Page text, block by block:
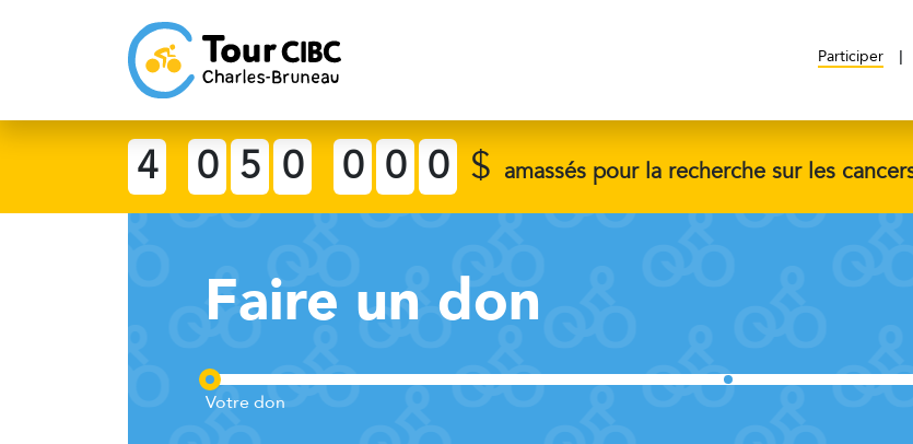
Participer
4 0 5 0 0 0 0 $ amassés pour la recherche sur les
Faire un don